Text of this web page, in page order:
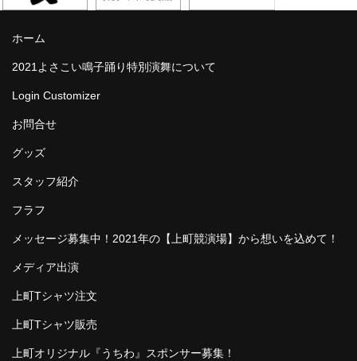
ホーム
2021よさこい鳴子踊り特別演舞について
Login Customizer
お問合せ
グッズ
スタッフ紹介
フラフ
メッセージ募集中！2021年の【上町競演場】から想いを込めて！
メディア出演
上町Tシャツ注文
上町Tシャツ販売
上町オリジナル『うちわ』スポンサー募集！